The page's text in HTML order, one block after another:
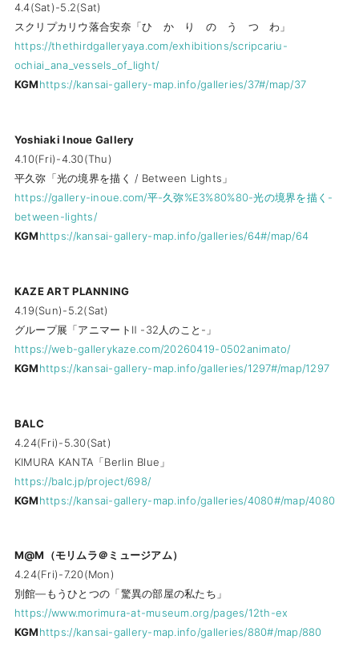
4.4(Sat)-5.2(Sat)
スクリプカリウ落合安奈「ひ か り の う つ わ」
https://thethirdgalleryaya.com/exhibitions/scripcariu-
ochiai_ana_vessels_of_light/
KGMhttps://kansai-gallery-map.info/galleries/37#/map/37
Yoshiaki Inoue Gallery
4.10(Fri)-4.30(Thu)
平久弥「光の境界を描く / Between Lights」
https://gallery-inoue.com/平-久弥%E3%80%80-光の境界を描く-
between-lights/
KGMhttps://kansai-gallery-map.info/galleries/64#/map/64
KAZE ART PLANNING
4.19(Sun)-5.2(Sat)
グループ展「アニマートⅡ -32人のこと-」
https://web-gallerykaze.com/20260419-0502animato/
KGMhttps://kansai-gallery-map.info/galleries/1297#/map/1297
BALC
4.24(Fri)-5.30(Sat)
KIMURA KANTA「Berlin Blue」
https://balc.jp/project/698/
KGMhttps://kansai-gallery-map.info/galleries/4080#/map/4080
M@M（モリムラ＠ミュージアム）
4.24(Fri)-7.20(Mon)
別館―もうひとつの「驚異の部屋の私たち」
https://www.morimura-at-museum.org/pages/12th-ex
KGMhttps://kansai-gallery-map.info/galleries/880#/map/880